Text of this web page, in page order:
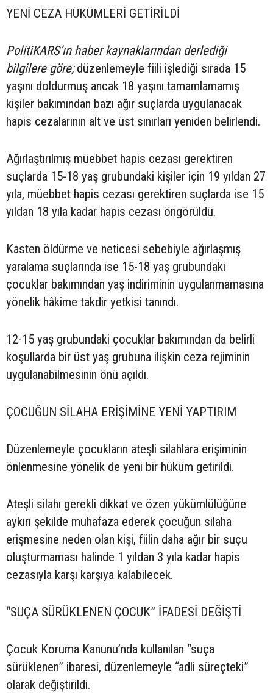
YENİ CEZA HÜKÜMLERİ GETİRİLDİ
PolitiKARS’ın haber kaynaklarından derlediği
bilgilere göre;düzenlemeyle fiili işlediği sırada 15
yaşını doldurmuş ancak 18 yaşını tamamlamamış
kişiler bakımından bazı ağır suçlarda uygulanacak
hapis cezalarının alt ve üst sınırları yeniden belirlendi.
Ağırlaştırılmış müebbet hapis cezası gerektiren
suçlarda 15-18 yaş grubundaki kişiler için 19 yıldan 27
yıla, müebbet hapis cezası gerektiren suçlarda ise 15
yıldan 18 yıla kadar hapis cezası öngörüldü.
Kasten öldürme ve neticesi sebebiyle ağırlaşmış
yaralama suçlarında ise 15-18 yaş grubundaki
çocuklar bakımından yaş indiriminin uygulanmamasına
yönelik hâkime takdir yetkisi tanındı.
12-15 yaş grubundaki çocuklar bakımından da belirli
koşullarda bir üst yaş grubuna ilişkin ceza rejiminin
uygulanabilmesinin önü açıldı.
ÇOCUĞUN SİLAHA ERİŞİMİNE YENİ YAPTIRIM
Düzenlemeyle çocukların ateşli silahlara erişiminin
önlenmesine yönelik de yeni bir hüküm getirildi.
Ateşli silahı gerekli dikkat ve özen yükümlülüğüne
aykırı şekilde muhafaza ederek çocuğun silaha
erişmesine neden olan kişi, fiilin daha ağır bir suçu
oluşturmaması halinde 1 yıldan 3 yıla kadar hapis
cezasıyla karşı karşıya kalabilecek.
“SUÇA SÜRÜKLENEN ÇOCUK” İFADESİ DEĞİŞTİ
Çocuk Koruma Kanunu’nda kullanılan “suça
sürüklenen” ibaresi, düzenlemeyle “adli süreçteki”
olarak değiştirildi.